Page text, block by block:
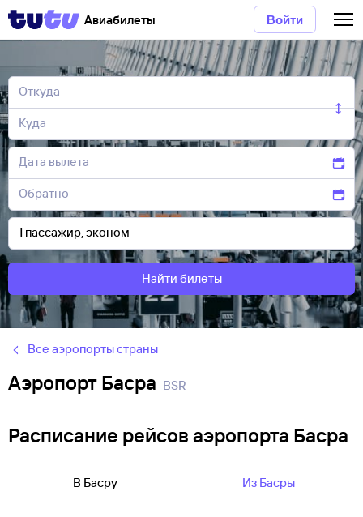
Авиабилеты Войти
Найти билеты
Все аэропорты страны
Аэропорт Басра BSR
Расписание рейсов аэропорта Басра
В Басру Из Басры